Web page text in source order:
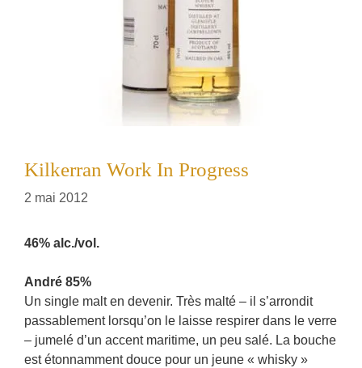
Kilkerran Work In Progress
2 mai 2012
46% alc./vol.
André 85%
Un single malt en devenir. Très malté – il s’arrondit
passablement lorsqu’on le laisse respirer dans le verre
– jumelé d’un accent maritime, un peu salé. La bouche
est étonnamment douce pour un jeune « whisky »